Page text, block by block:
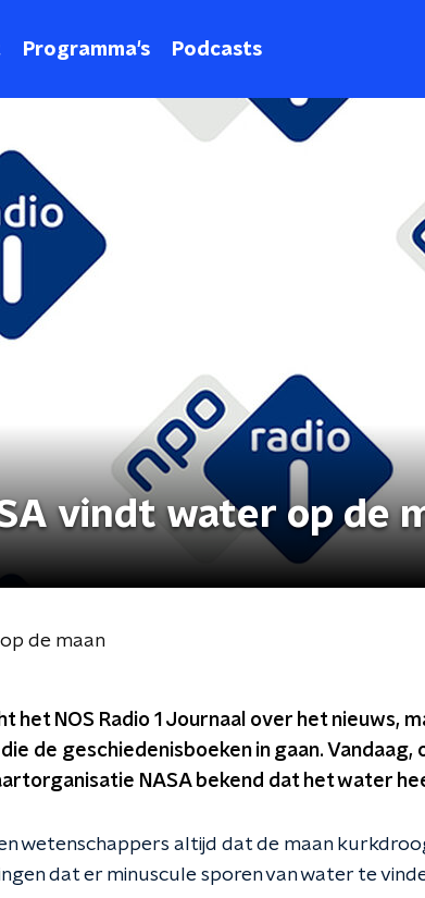
Programma's Podcasts
vindt water op de
de maan
het NOS Radio 1 Journaal over het nieuws,
de geschiedenisboeken in gaan. Vandaag,
NASA bekend dat het water
wetenschappers altijd dat de maan
dat er minuscule sporen van water te